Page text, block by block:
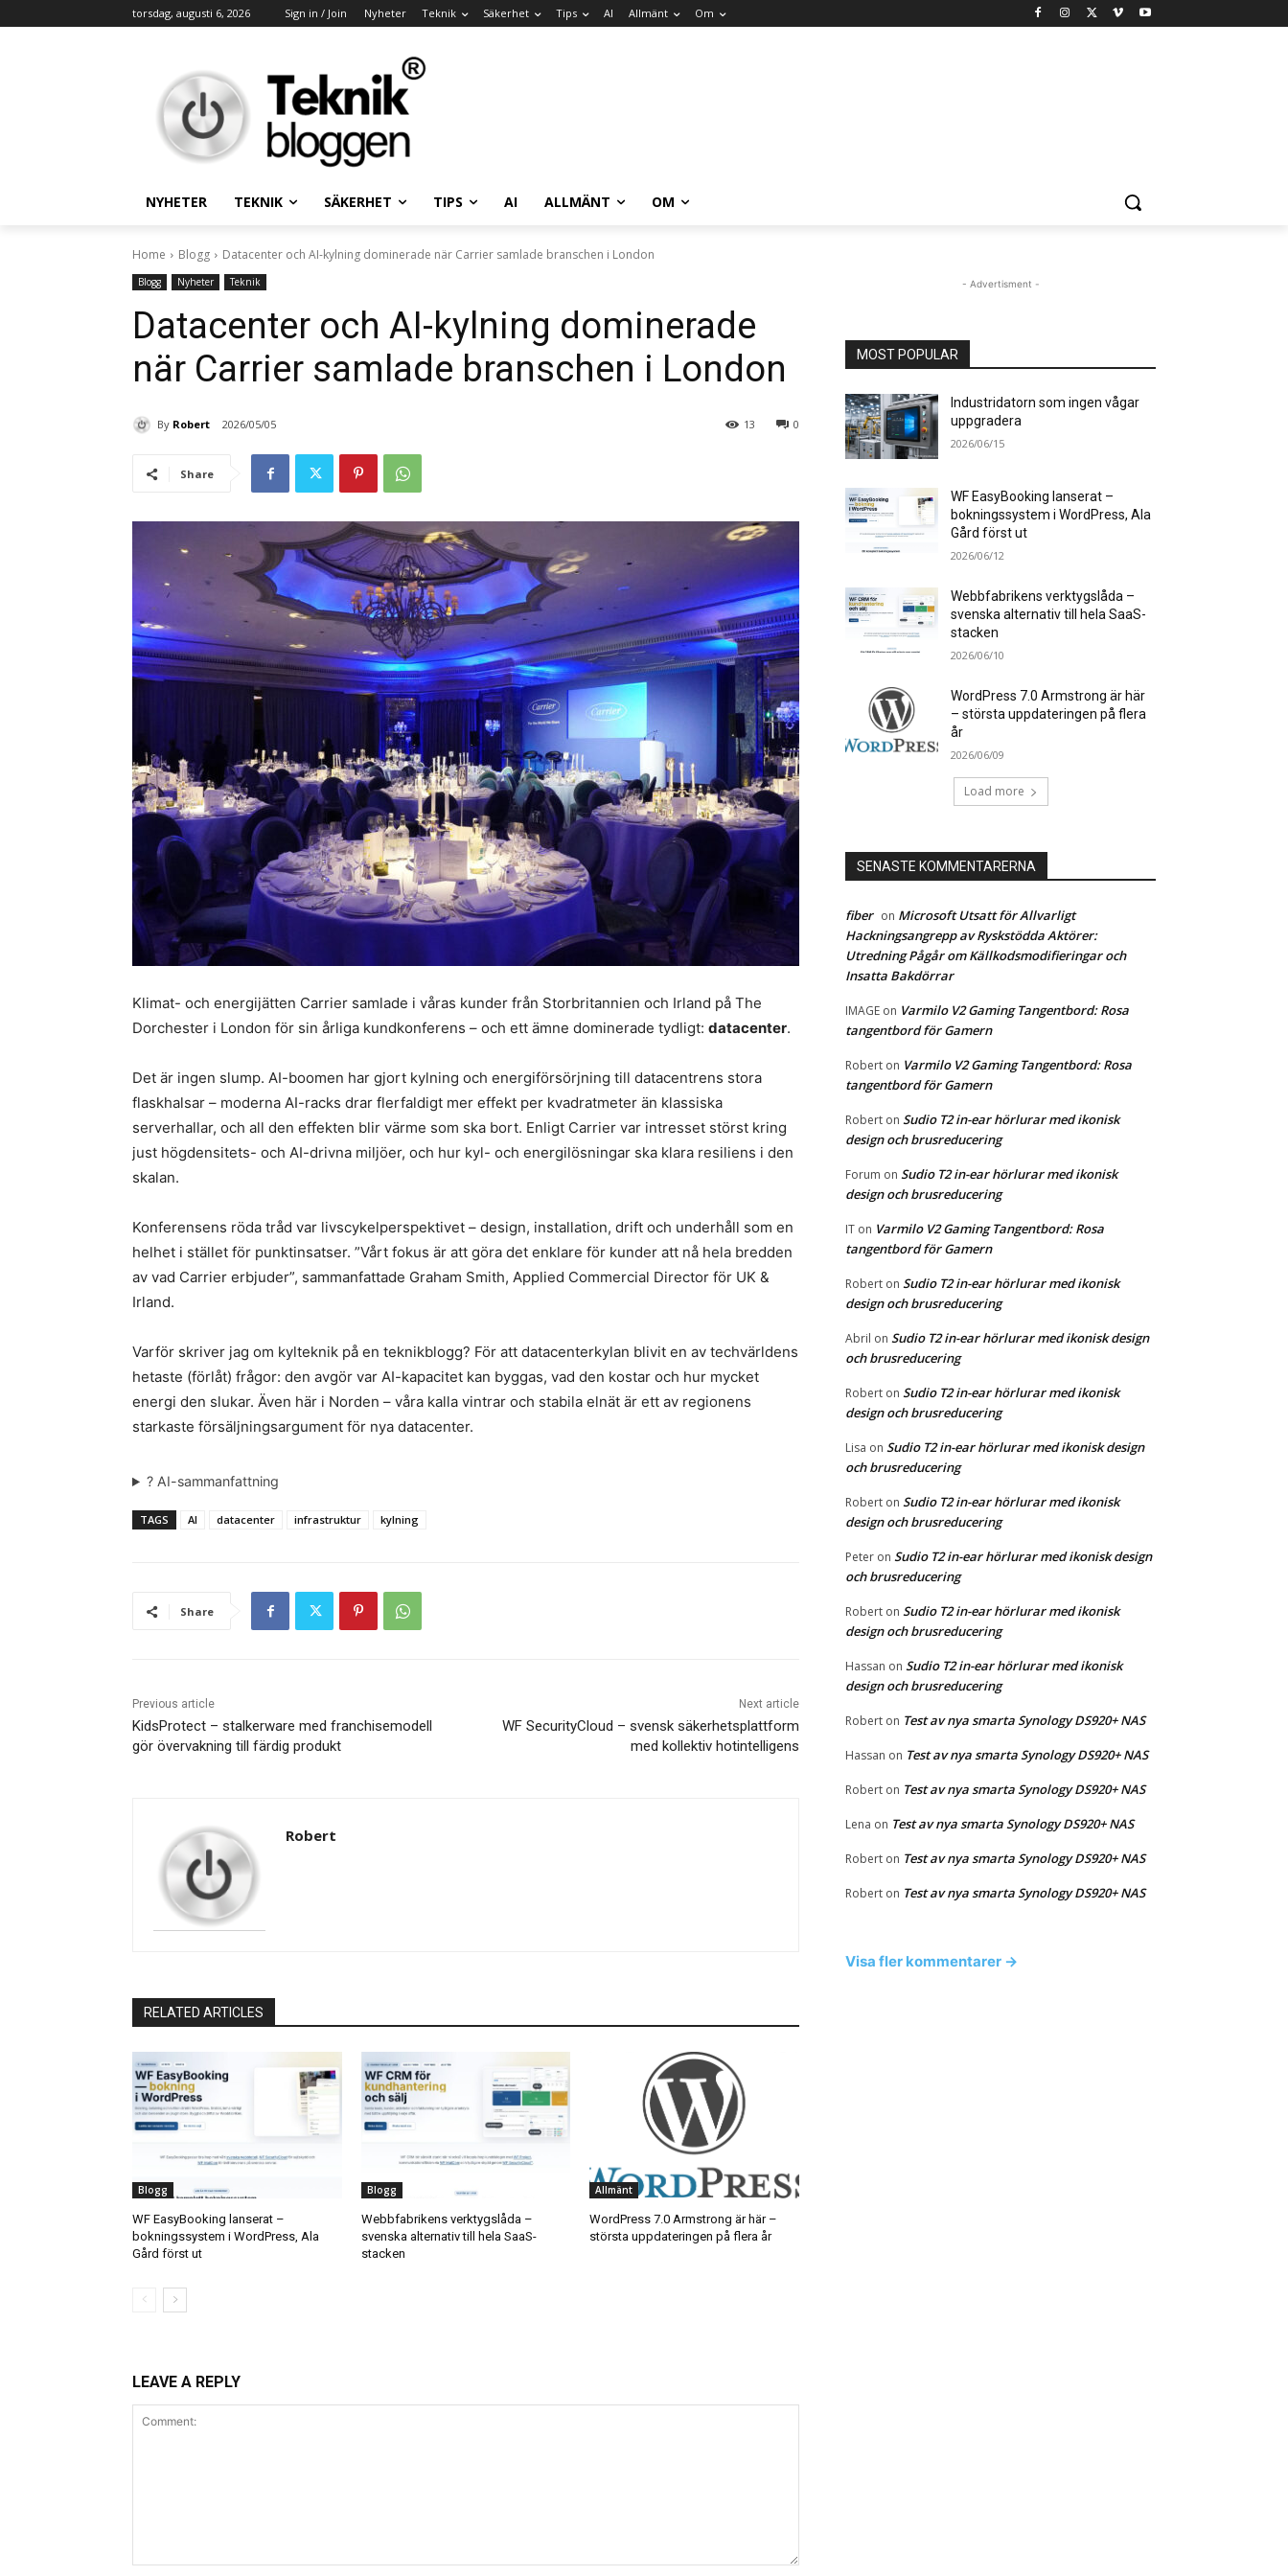
torsdag, augusti 6, 2026 Sign in / Join Nyheter Teknik Säkerhet Tips AI Allmänt Om
NYHETER TEKNIK SÄKERHET TIPS AI ALLMÄNT OM
Home Blogg Datacenter och AI-kylning dominerade när Carrier samlade branschen i London
Blogg Nyheter Teknik
Datacenter och AI-kylning dominerade
när Carrier samlade branschen i London
By Robert 2026/05/05 0
13
Share
Klimat- och energijätten Carrier samlade i våras kunder från Storbritannien och Irland på The
Dorchester i London för sin årliga kundkonferens – och ett ämne dominerade tydligt: datacenter.
Det är ingen slump. AI-boomen har gjort kylning och energiförsörjning till datacentrens stora
flaskhalsar – moderna AI-racks drar flerfaldigt mer effekt per kvadratmeter än klassiska
serverhallar, och all den effekten blir värme som ska bort. Enligt Carrier var intresset störst kring
just högdensitets- och AI-drivna miljöer, och hur kyl- och energilösningar ska klara resiliens i den
skalan.
Konferensens röda tråd var livscykelperspektivet – design, installation, drift och underhåll som en
helhet i stället för punktinsatser. ”Vårt fokus är att göra det enklare för kunder att nå hela bredden
av vad Carrier erbjuder”, sammanfattade Graham Smith, Applied Commercial Director för UK &
Irland.
Varför skriver jag om kylteknik på en teknikblogg? För att datacenterkylan blivit en av techvärldens
hetaste (förlåt) frågor: den avgör var AI-kapacitet kan byggas, vad den kostar och hur mycket
energi den slukar. Även här i Norden – våra kalla vintrar och stabila elnät är ett av regionens
starkaste försäljningsargument för nya datacenter.
? AI-sammanfattning
TAGS AI datacenter infrastruktur kylning
Share
Previous article
KidsProtect – stalkerware med franchisemodell
gör övervakning till färdig produkt
Next article
WF SecurityCloud – svensk säkerhetsplattform
med kollektiv hotintelligens
Robert
RELATED ARTICLES
Blogg
WF EasyBooking lanserat –
bokningssystem i WordPress, Ala
Gård först ut
Blogg
Webbfabrikens verktygslåda –
svenska alternativ till hela SaaS-
stacken
Allmänt
WordPress 7.0 Armstrong är här –
största uppdateringen på flera år
LEAVE A REPLY
- Advertisment -
MOST POPULAR
Industridatorn som ingen vågar
uppgradera
2026/06/15
WF EasyBooking lanserat –
bokningssystem i WordPress, Ala
Gård först ut
2026/06/12
Webbfabrikens verktygslåda –
svenska alternativ till hela SaaS-
stacken
2026/06/10
WordPress 7.0 Armstrong är här
– största uppdateringen på flera
år
2026/06/09
Load more
SENASTE KOMMENTARERNA
fiber on Microsoft Utsatt för Allvarligt
Hackningsangrepp av Ryskstödda Aktörer:
Utredning Pågår om Källkodsmodifieringar och
Insatta Bakdörrar
IMAGE on Varmilo V2 Gaming Tangentbord: Rosa
tangentbord för Gamern
Robert on Varmilo V2 Gaming Tangentbord: Rosa
tangentbord för Gamern
Robert on Sudio T2 in-ear hörlurar med ikonisk
design och brusreducering
Forum on Sudio T2 in-ear hörlurar med ikonisk
design och brusreducering
IT on Varmilo V2 Gaming Tangentbord: Rosa
tangentbord för Gamern
Robert on Sudio T2 in-ear hörlurar med ikonisk
design och brusreducering
Abril on Sudio T2 in-ear hörlurar med ikonisk design
och brusreducering
Robert on Sudio T2 in-ear hörlurar med ikonisk
design och brusreducering
Lisa on Sudio T2 in-ear hörlurar med ikonisk design
och brusreducering
Robert on Sudio T2 in-ear hörlurar med ikonisk
design och brusreducering
Peter on Sudio T2 in-ear hörlurar med ikonisk design
och brusreducering
Robert on Sudio T2 in-ear hörlurar med ikonisk
design och brusreducering
Hassan on Sudio T2 in-ear hörlurar med ikonisk
design och brusreducering
Robert on Test av nya smarta Synology DS920+ NAS
Hassan on Test av nya smarta Synology DS920+ NAS
Robert on Test av nya smarta Synology DS920+ NAS
Lena on Test av nya smarta Synology DS920+ NAS
Robert on Test av nya smarta Synology DS920+ NAS
Robert on Test av nya smarta Synology DS920+ NAS
Visa fler kommentarer →